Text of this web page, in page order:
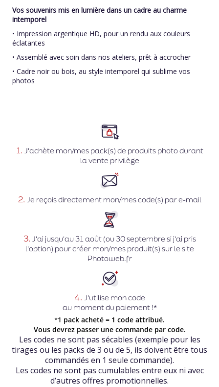
Vos souvenirs mis en lumière dans un cadre au charme
intemporel
• Impression argentique HD, pour un rendu aux couleurs
éclatantes
• Assemblé avec soin dans nos ateliers, prêt à accrocher
• Cadre noir ou bois, au style intemporel qui sublime vos
photos
1. J'achète mon/mes pack(s) de produits photo durant
la vente privilège
2. Je reçois directement mon/mes code(s) par e-mail
3. J'ai jusqu'au 31 août (ou 30 septembre si j'ai pris
l'option) pour créer mon/mes produit(s) sur le site
Photoweb.fr
4. J'utilise mon code
au moment du paiement !*
*1 pack acheté = 1 code attribué.
Vous devrez passer une commande par code.
Les codes ne sont pas sécables (exemple pour les
tirages ou les packs de 3 ou de 5, ils doivent être tous
commandés en 1 seule commande).
Les codes ne sont pas cumulables entre eux ni avec
d’autres offres promotionnelles.